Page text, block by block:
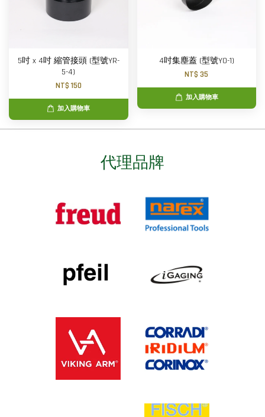
5吋 x 4吋 縮管接頭 (型號YR-
5-4)
NT$ 150
加入購物車
4吋集塵蓋 (型號YO-1)
NT$ 35
加入購物車
代理品牌